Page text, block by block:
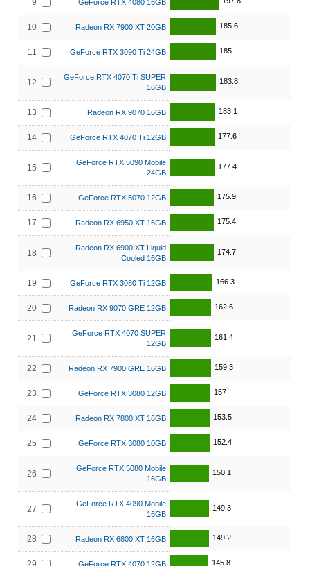
9 GeForce RTX 4080 16GB
10 Radeon RX 7900 XT 20GB 185.6
11 GeForce RTX 3090 Ti 24GB 185
12
GeForce RTX 4070 Ti SUPER
16GB
183.8
13 Radeon RX 9070 16GB 183.1
14 GeForce RTX 4070 Ti 12GB 177.6
15
GeForce RTX 5090 Mobile
24GB
177.4
16 GeForce RTX 5070 12GB 175.9
17 Radeon RX 6950 XT 16GB 175.4
18
Radeon RX 6900 XT Liquid
Cooled 16GB
174.7
19 GeForce RTX 3080 Ti 12GB 166.3
20 Radeon RX 9070 GRE 12GB 162.6
21
GeForce RTX 4070 SUPER
12GB
161.4
22 Radeon RX 7900 GRE 16GB 159.3
23 GeForce RTX 3080 12GB 157
24 Radeon RX 7800 XT 16GB 153.5
25 GeForce RTX 3080 10GB 152.4
26
GeForce RTX 5080 Mobile
16GB
150.1
27
GeForce RTX 4090 Mobile
16GB
149.3
28 Radeon RX 6800 XT 16GB 149.2
29 GeForce RTX 4070 12GB 145.8